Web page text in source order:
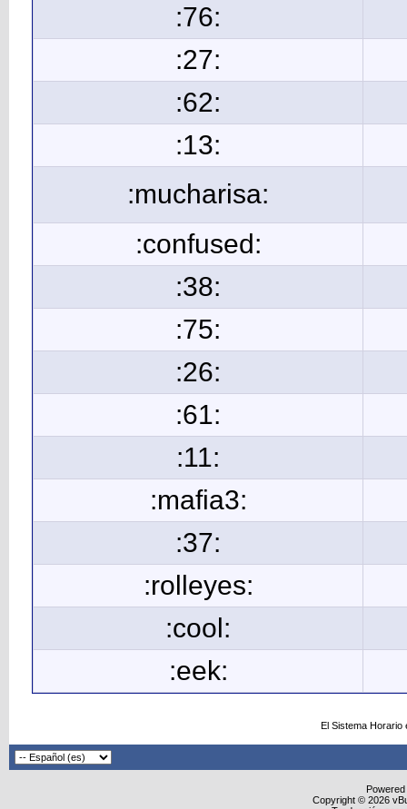
:76:
:27:
:62:
:13:
:mucharisa:
:confused:
:38:
:75:
:26:
:61:
:11:
:mafia3:
:37:
:rolleyes:
:cool:
:eek:
El Sistema
Copyright © 2026